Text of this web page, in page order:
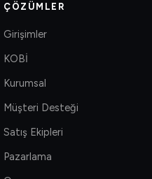
ÇÖZÜMLER
Girişimler
KOBİ
Kurumsal
Müşteri Desteği
Satış Ekipleri
Pazarlama